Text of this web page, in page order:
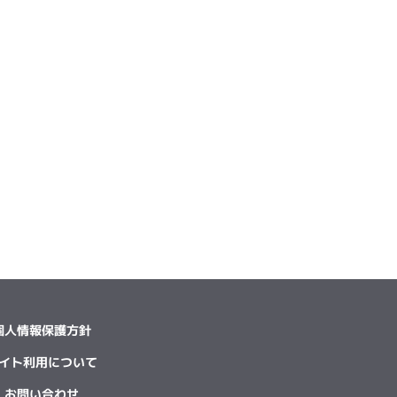
人情報保護方針
ト利用について
お問い合わせ